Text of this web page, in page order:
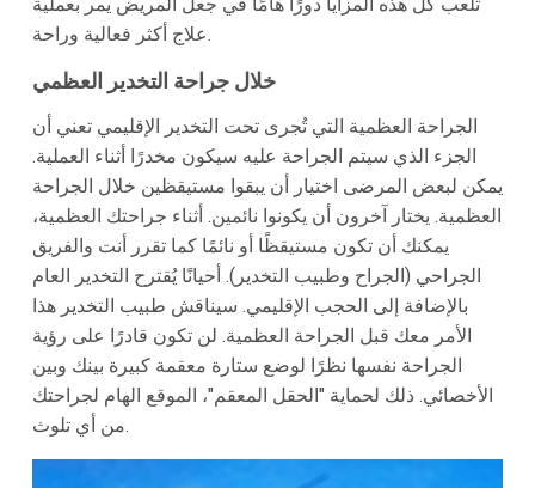
علاج أكثر فعالية وراحة.
خلال جراحة التخدير العظمي
الجراحة العظمية التي تُجرى تحت التخدير الإقليمي تعني أن
الجزء الذي سيتم الجراحة عليه سيكون مخدرًا أثناء العملية.
يمكن لبعض المرضى اختيار أن يبقوا مستيقظين خلال الجراحة
العظمية. يختار آخرون أن يكونوا نائمين. أثناء جراحتك العظمية،
يمكنك أن تكون مستيقظًا أو نائمًا كما تقرر أنت والفريق
الجراحي (الجراح وطبيب التخدير). أحيانًا يُقترح التخدير العام
بالإضافة إلى الحجب الإقليمي. سيناقش طبيب التخدير هذا
الأمر معك قبل الجراحة العظمية. لن تكون قادرًا على رؤية
الجراحة نفسها نظرًا لوضع ستارة معقمة كبيرة بينك وبين
الأخصائي. ذلك لحماية "الحقل المعقم"، الموقع الهام لجراحتك
من أي تلوث.